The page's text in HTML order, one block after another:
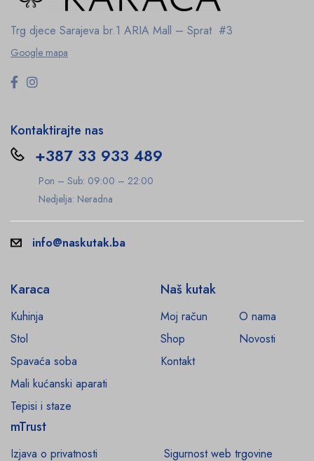
Trg djece Sarajeva br.1 ARIA Mall – Sprat #3
Google mapa
Kontaktirajte nas
+387 33 933 489
Pon – Sub: 09:00 – 22:00
Nedjelja: Neradna
info@naskutak.ba
Karaca
Kuhinja
Stol
Spavaća soba
Mali kućanski aparati
Tepisi i staze
Naš kutak
Moj račun
O nama
Shop
Novosti
Kontakt
mTrust
Izjava o privatnosti Sigurnost web trgovine